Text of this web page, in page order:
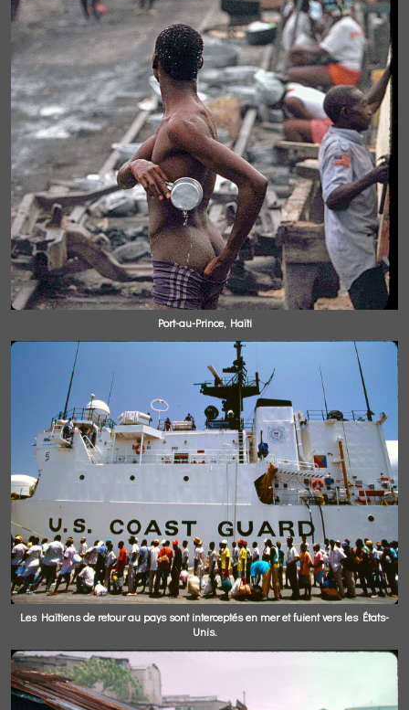
Port-au-Prince, Haïti
Les Haïtiens de retour au pays sont interceptés en mer et fuient vers les États-
Unis.